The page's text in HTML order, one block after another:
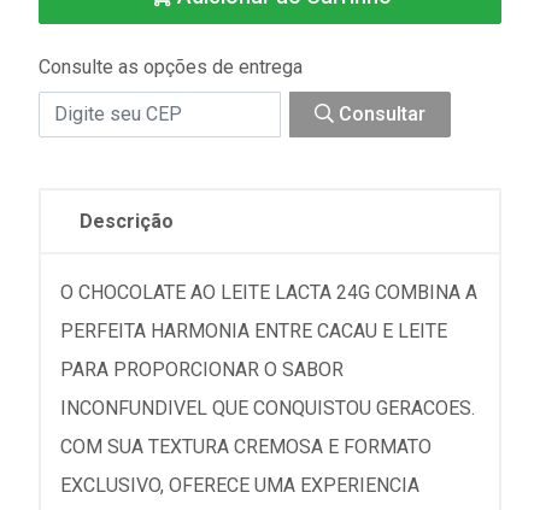
Consulte as opções de entrega
Consultar
Descrição
O CHOCOLATE AO LEITE LACTA 24G COMBINA A
PERFEITA HARMONIA ENTRE CACAU E LEITE
PARA PROPORCIONAR O SABOR
INCONFUNDIVEL QUE CONQUISTOU GERACOES.
COM SUA TEXTURA CREMOSA E FORMATO
EXCLUSIVO, OFERECE UMA EXPERIENCIA